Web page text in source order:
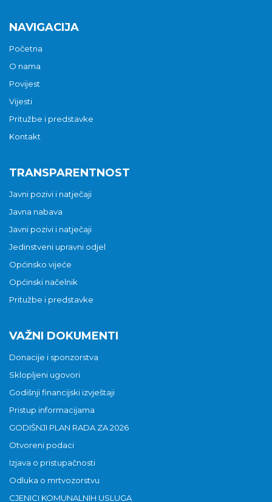
NAVIGACIJA
Početna
O nama
Povijest
Vijesti
Pritužbe i predstavke
Kontakt
TRANSPARENTNOST
Javni pozivi i natječaji
Javna nabava
Javni pozivi i natječaji
Jedinstveni upravni odjel
Općinsko vijeće
Općinski načelnik
Pritužbe i predstavke
VAŽNI DOKUMENTI
Donacije i sponzorstva
Sklopljeni ugovori
Godišnji financijski izvještaji
Pristup informacijama
GODIŠNJI PLAN RADA ZA 2026
Otvoreni podaci
Izjava o pristupačnosti
Odluka o mrtvozorstvu
CJENICI KOMUNALNIH USLUGA